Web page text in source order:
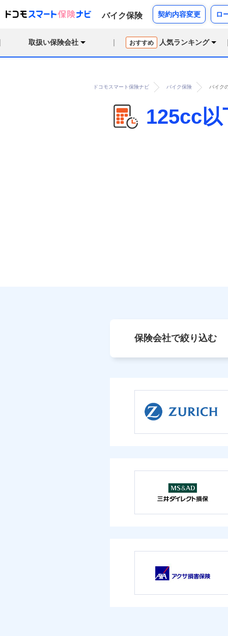
バイク保険 契約内容変更 ロ
取扱い保険会社 おすすめ 人気ランキング
ドコモスマート保険ナビ バイク保険 バイク
125cc以
保険会社で絞り込む